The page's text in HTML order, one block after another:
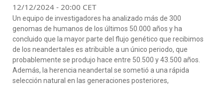
12/12/2024 - 20:00 CET
Un equipo de investigadores ha analizado más de 300
genomas de humanos de los últimos 50.000 años y ha
concluido que la mayor parte del flujo genético que recibimos
de los neandertales es atribuible a un único periodo, que
probablemente se produjo hace entre 50.500 y 43.500 años.
Además, la herencia neandertal se sometió a una rápida
selección natural en las generaciones posteriores,